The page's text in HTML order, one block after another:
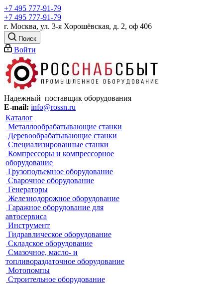
+7 495 777-91-79
+7 495 777-91-79
г. Москва, ул. 3-я Хорошёвская, д. 2, оф 406
Поиск
Войти
Надежный поставщик оборудования
E-mail: info@rossn.ru
Каталог
Металлообрабатывающие станки
Деревообрабатывающие станки
Специализированные станки
Компрессоры и компрессорное
оборудование
Грузоподъемное оборудование
Сварочное оборудование
Генераторы
Железнодорожное оборудование
Гаражное оборудование для
автосервиса
Инструмент
Гидравлическое оборудование
Складское оборудование
Смазочное, масло- и
топливораздаточное оборудование
Мотопомпы
Строительное оборудование